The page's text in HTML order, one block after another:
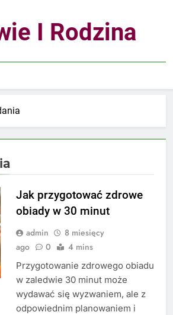
I Rodzina
Jak przygotować zdrowe
obiady w 30 minut
admin
8 miesięcy
ago
0 4 mins
Przygotowanie zdrowego obiadu
w zaledwie 30 minut może
wydawać się wyzwaniem, ale z
odpowiednim planowaniem i